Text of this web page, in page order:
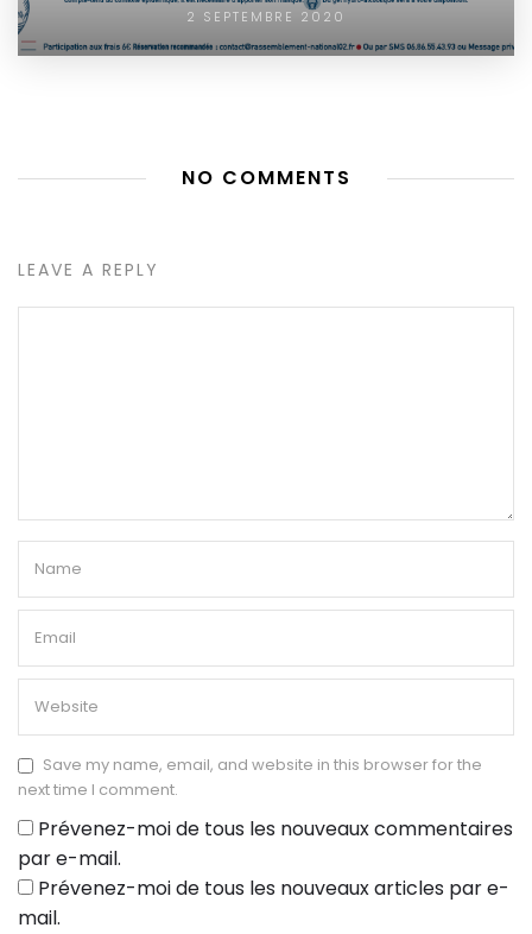
2 SEPTEMBRE 2020
NO COMMENTS
LEAVE A REPLY
Save my name, email, and website in this browser for the
next time I comment.
Prévenez-moi de tous les nouveaux commentaires
par e-mail.
Prévenez-moi de tous les nouveaux articles par e-
mail.